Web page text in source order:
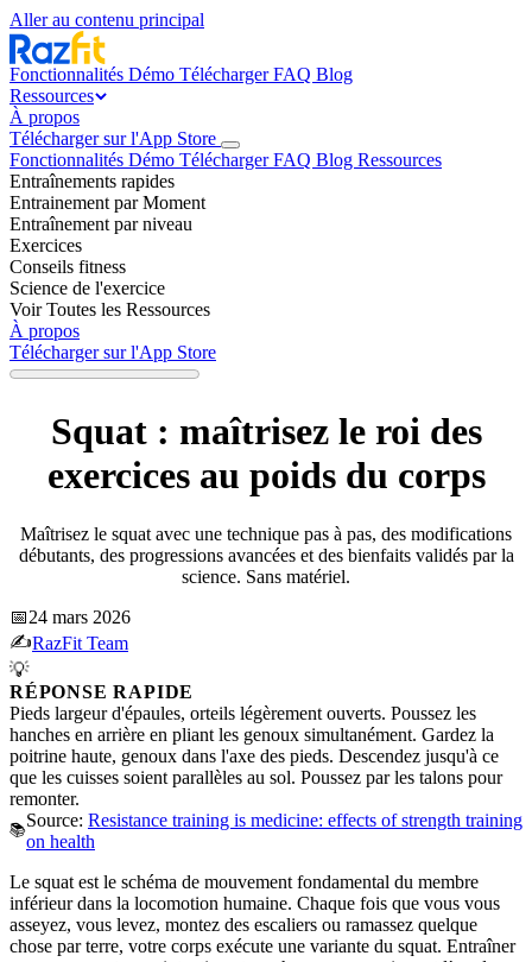
Aller au contenu principal
Fonctionnalités Démo TéléchargerFAQ Blog
Ressources
À propos
Télécharger sur l'App Store
Fonctionnalités Démo TéléchargerFAQ Blog Ressources
Entraînements rapides
Entrainement par Moment
Entraînement par niveau
Exercices
Conseils fitness
Science de l'exercice
Voir Toutes les Ressources
À propos
Télécharger sur l'App Store
Squat : maîtrisez le roi des
exercices au poids du corps
Maîtrisez le squat avec une technique pas à pas, des modifications
débutants, des progressions avancées et des bienfaits validés par la
science. Sans matériel.
📅24 mars 2026
✍️RazFit Team
💡
RÉPONSE RAPIDE
Pieds largeur d'épaules, orteils légèrement ouverts. Poussez les
hanches en arrière en pliant les genoux simultanément. Gardez la
poitrine haute, genoux dans l'axe des pieds. Descendez jusqu'à ce
que les cuisses soient parallèles au sol. Poussez par les talons pour
remonter.
📚Source: Resistance training is medicine: effects of strength training
on health
Le squat est le schéma de mouvement fondamental du membre
inférieur dans la locomotion humaine. Chaque fois que vous vous
asseyez, vous levez, montez des escaliers ou ramassez quelque
chose par terre, votre corps exécute une variante du squat. Entraîner